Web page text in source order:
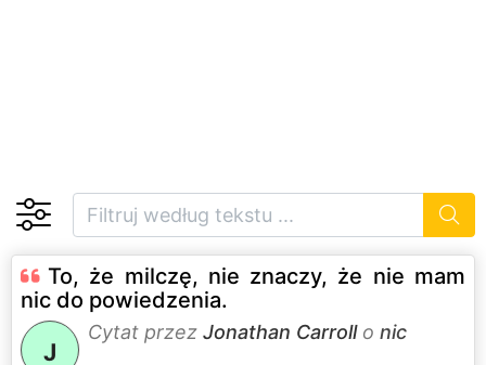
To, że milczę, nie znaczy, że nie mam
nic do powiedzenia.
J
Cytat przez Jonathan Carrollo nic